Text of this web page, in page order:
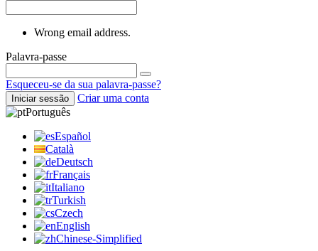
Wrong email address.
Palavra-passe
Esqueceu-se da sua palavra-passe?
Iniciar sessão
Criar uma conta
Português
Español
Català
Deutsch
Français
Italiano
Turkish
Czech
English
Chinese-Simplified